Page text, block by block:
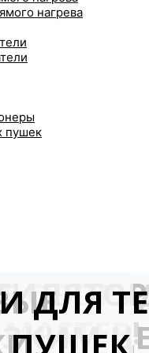
нагрева
пушек
MASTER!
ДЛЯ